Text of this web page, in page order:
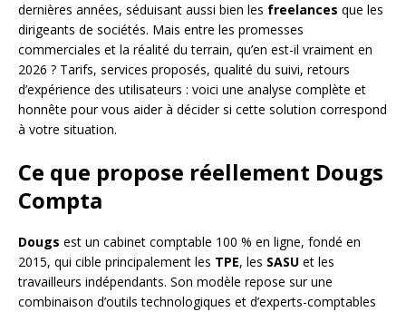
dernières années, séduisant aussi bien les freelances que les
dirigeants de sociétés. Mais entre les promesses
commerciales et la réalité du terrain, qu’en est-il vraiment en
2026 ? Tarifs, services proposés, qualité du suivi, retours
d’expérience des utilisateurs : voici une analyse complète et
honnête pour vous aider à décider si cette solution correspond
à votre situation.
Ce que propose réellement Dougs
Compta
Dougs est un cabinet comptable 100 % en ligne, fondé en
2015, qui cible principalement les TPE, les SASU et les
travailleurs indépendants. Son modèle repose sur une
combinaison d’outils technologiques et d’experts-comptables